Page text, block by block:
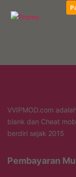
VVIPMOD.com
blank dan Cheat
berdiri sejak 2015
Pembayaran